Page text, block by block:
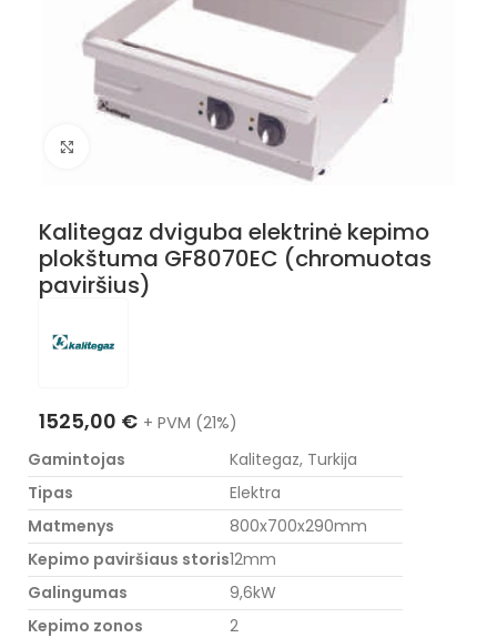
Nuotraukos padidinimas
Kalitegaz dviguba elektrinė kepimo
plokštuma GF8070EC (chromuotas
paviršius)
1525,00 € + PVM (21%)
Gamintojas
Kalitegaz, Turkija
Tipas
Elektra
Matmenys
800x700x290mm
Kepimo paviršiaus storis12mm
Galingumas
9,6kW
Kepimo zonos
2